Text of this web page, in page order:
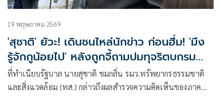
19 พฤษภาคม 2569
'สุชาติ' ยัวะ! เดินชนไหล่นักข่าว ก่อนฮึ่ม! 'มึง
รู้จักกูน้อยไป' หลังถูกจี้ถามปมทุจริตบกรม
ควบคุมมลพิษ
ที่ทำเนียบรัฐบาล นายสุชาติ ชมกลิ่น รมว.ทรัพยากรธรรมชาติ
และสิ่งแวดล้อม (ทส.) กล่าวถึงผลสำรวจความคิดเห็นของภาค